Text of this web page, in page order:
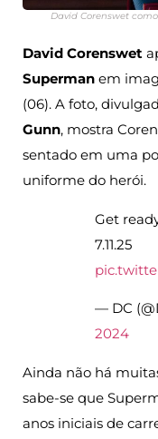
David Corenswet
David Corenswet
Superman em
(06). A foto,
Gunn, mostra
sentado em uma
uniforme do herói.
Get
7.11.25
— DC
2024
Ainda não há
sabe-se que
anos iniciais de